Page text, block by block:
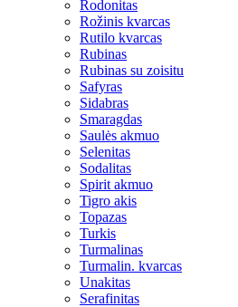
Rodonitas
Rožinis kvarcas
Rutilo kvarcas
Rubinas
Rubinas su zoisitu
Safyras
Sidabras
Smaragdas
Saulės akmuo
Selenitas
Sodalitas
Spirit akmuo
Tigro akis
Topazas
Turkis
Turmalinas
Turmalin. kvarcas
Unakitas
Serafinitas